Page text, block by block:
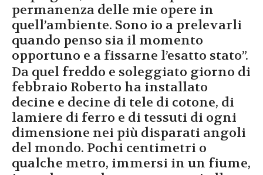
permanenza delle mie opere in
quell’ambiente. Sono io a prelevarli
quando penso sia il momento
opportuno e a fissarne l’esatto stato”.
Da quel freddo e soleggiato giorno di
febbraio Roberto ha installato
decine e decine di tele di cotone, di
lamiere di ferro e di tessuti di ogni
dimensione nei più disparati angoli
del mondo. Pochi centimetri o
qualche metro, immersi in un fiume,